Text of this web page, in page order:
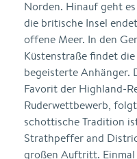
Norden. Hinauf geht
die britische Insel
offene Meer. In den
Küstenstraße findet
begeisterte Anhänger.
Favorit der Highland-
Ruderwettbewerb,
schottische Tradition
Strathpeffer and
großen Auftritt.